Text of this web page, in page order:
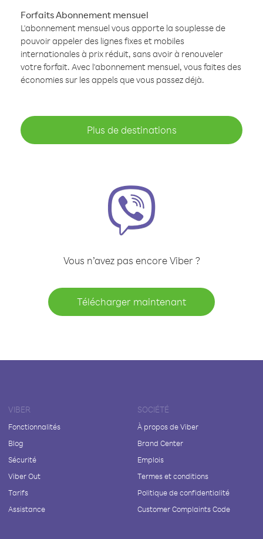
Forfaits Abonnement mensuel
L'abonnement mensuel vous apporte la souplesse de
pouvoir appeler des lignes fixes et mobiles
internationales à prix réduit, sans avoir à renouveler
votre forfait. Avec l'abonnement mensuel, vous faites des
économies sur les appels que vous passez déjà.
Plus de destinations
Vous n’avez pas encore Viber ?
Télécharger maintenant
VIBER
Fonctionnalités
Blog
Sécurité
Viber Out
Tarifs
Assistance
SOCIÉTÉ
À propos de Viber
Brand Center
Emplois
Termes et conditions
Politique de confidentialité
Customer Complaints Code